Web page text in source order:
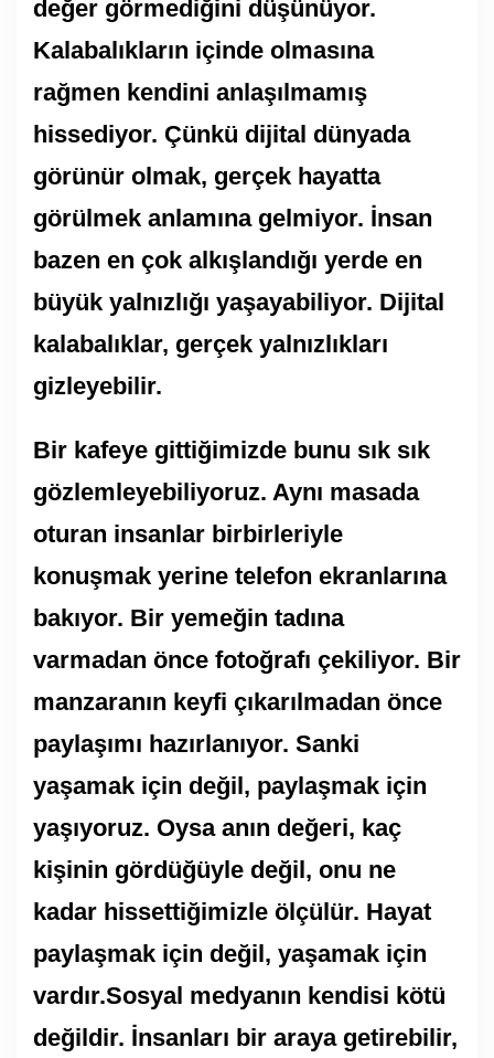
değer görmediğini düşünüyor.
Kalabalıkların içinde olmasına
rağmen kendini anlaşılmamış
hissediyor. Çünkü dijital dünyada
görünür olmak, gerçek hayatta
görülmek anlamına gelmiyor. İnsan
bazen en çok alkışlandığı yerde en
büyük yalnızlığı yaşayabiliyor. Dijital
kalabalıklar, gerçek yalnızlıkları
gizleyebilir.
Bir kafeye gittiğimizde bunu sık sık
gözlemleyebiliyoruz. Aynı masada
oturan insanlar birbirleriyle
konuşmak yerine telefon ekranlarına
bakıyor. Bir yemeğin tadına
varmadan önce fotoğrafı çekiliyor. Bir
manzaranın keyfi çıkarılmadan önce
paylaşımı hazırlanıyor. Sanki
yaşamak için değil, paylaşmak için
yaşıyoruz. Oysa anın değeri, kaç
kişinin gördüğüyle değil, onu ne
kadar hissettiğimizle ölçülür. Hayat
paylaşmak için değil, yaşamak için
vardır.Sosyal medyanın kendisi kötü
değildir. İnsanları bir araya getirebilir,